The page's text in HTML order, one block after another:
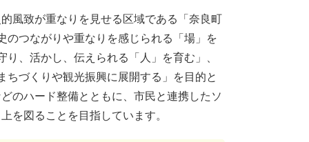
風致が重なりを見せる区域である「奈良町
のつながりや重なりを感じられる「場」を
、活かし、伝えられる「人」を育む」、
づくりや観光振興に展開する」を目的と
のハード整備とともに、市民と連携したソ
を図ることを目指しています。